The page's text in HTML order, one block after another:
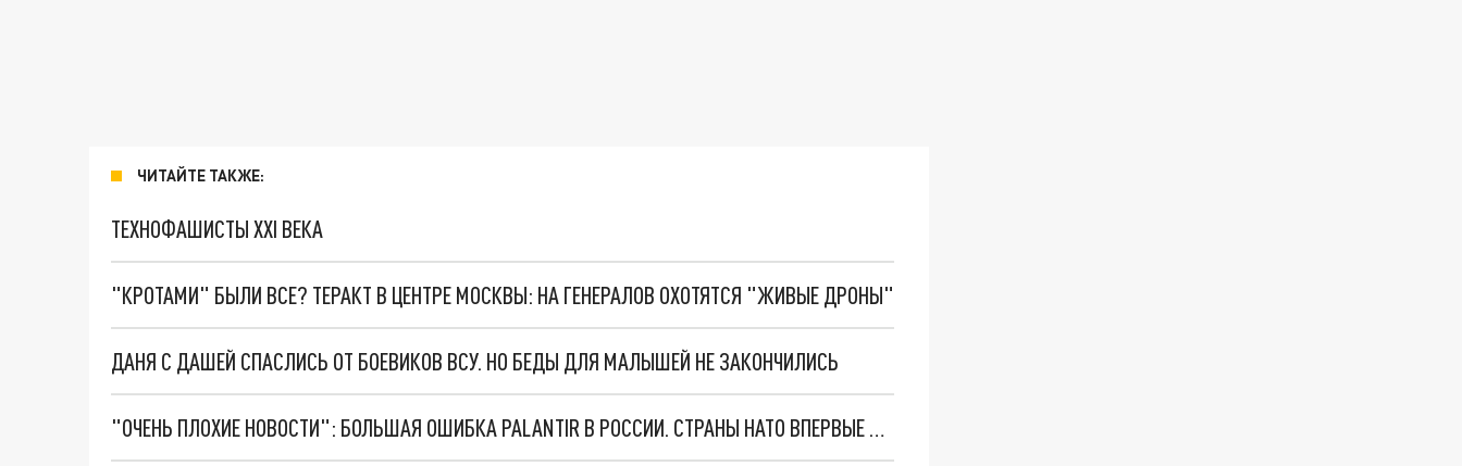
ЧИТАЙТЕ ТАКЖЕ:
ТЕХНОФАШИСТЫ XXI ВЕКА
"КРОТАМИ" БЫЛИ ВСЕ? ТЕРАКТ В ЦЕНТРЕ МОСКВЫ: НА ГЕНЕРАЛОВ ОХОТЯТСЯ "ЖИВЫЕ ДРОНЫ"
ДАНЯ С ДАШЕЙ СПАСЛИСЬ ОТ БОЕВИКОВ ВСУ. НО БЕДЫ ДЛЯ МАЛЫШЕЙ НЕ ЗАКОНЧИЛИСЬ
"ОЧЕНЬ ПЛОХИЕ НОВОСТИ": БОЛЬШАЯ ОШИБКА PALANTIR В РОССИИ. СТРАНЫ НАТО ВПЕРВЫЕ ЗА СВО ОСТАНОВИЛИ ПОСТАВКИ ОРУЖИЯ. ВСУ ТЕРЯЮТ ПРИГРАНИЧЬЕ?